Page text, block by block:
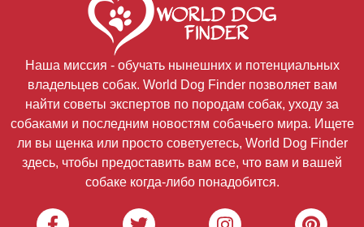
Наша миссия - обучать нынешних и потенциальных
владельцев собак. World Dog Finder позволяет вам
найти советы экспертов по породам собак, уходу за
собаками и последним новостям собачьего мира. Ищете
ли вы щенка или просто советуетесь, World Dog Finder
здесь, чтобы предоставить вам все, что вам и вашей
собаке когда-либо понадобится.